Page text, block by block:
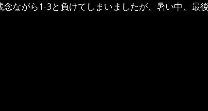
ながら1-3と負けてしまいましたが、暑い中、最